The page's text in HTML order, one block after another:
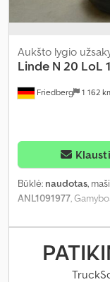
Friedberg 1 162
Aukšto lygio
Linde N 20 LoL
Klausti
Būklė: naudotas,
ANL1091977,
apkrovos centras:
620 Ah,
560 mm, šakių ilgis:1
2 070 mm,